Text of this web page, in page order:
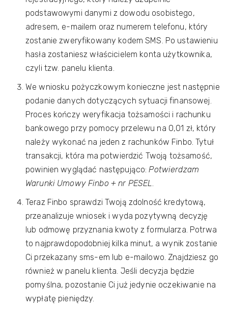
podstawowymi danymi z dowodu osobistego,
adresem, e-mailem oraz numerem telefonu, który
zostanie zweryfikowany kodem SMS. Po ustawieniu
hasła zostaniesz właścicielem konta użytkownika,
czyli tzw. panelu klienta.
We wniosku pożyczkowym konieczne jest następnie
podanie danych dotyczących sytuacji finansowej.
Proces kończy weryfikacja tożsamości i rachunku
bankowego przy pomocy przelewu na 0,01 zł, który
należy wykonać na jeden z rachunków Finbo. Tytuł
transakcji, która ma potwierdzić Twoją tożsamość,
powinien wyglądać następująco:Potwierdzam
Warunki Umowy Finbo + nr PESEL.
Teraz Finbo sprawdzi Twoją zdolność kredytową,
przeanalizuje wniosek i wyda pozytywną decyzję
lub odmowę przyznania kwoty z formularza. Potrwa
to najprawdopodobniej kilka minut, a wynik zostanie
Ci przekazany sms-em lub e-mailowo. Znajdziesz go
również w panelu klienta. Jeśli decyzja będzie
pomyślna, pozostanie Ci już jedynie oczekiwanie na
wypłatę pieniędzy.